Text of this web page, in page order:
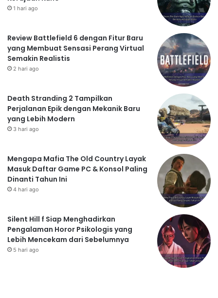
1 hari ago
Review Battlefield 6 dengan Fitur Baru
yang Membuat Sensasi Perang Virtual
Semakin Realistis
2 hari ago
Death Stranding 2 Tampilkan
Perjalanan Epik dengan Mekanik Baru
yang Lebih Modern
3 hari ago
Mengapa Mafia The Old Country Layak
Masuk Daftar Game PC & Konsol Paling
Dinanti Tahun Ini
4 hari ago
Silent Hill f Siap Menghadirkan
Pengalaman Horor Psikologis yang
Lebih Mencekam dari Sebelumnya
5 hari ago